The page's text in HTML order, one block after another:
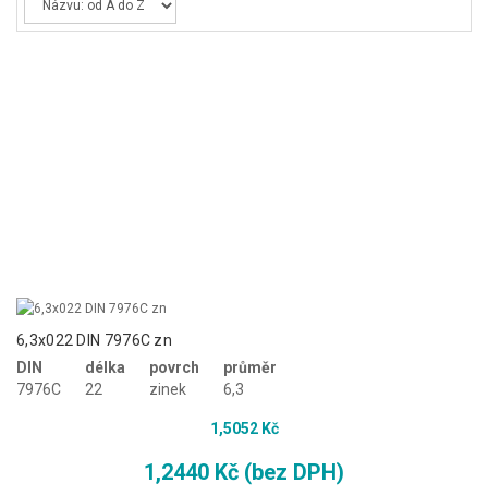
6,3x022 DIN 7976C zn
DIN
7976C
délka
22
povrch
zinek
průměr
6,3
1,5052 Kč
1,2440 Kč (bez DPH)